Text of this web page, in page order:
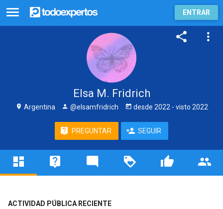
ENTRAR
Elsa M. Fridrich
Argentina @elsamfridrich desde 2022 - visto 2022
PREGUNTAR SEGUIR
ACTIVIDAD PÚBLICA RECIENTE